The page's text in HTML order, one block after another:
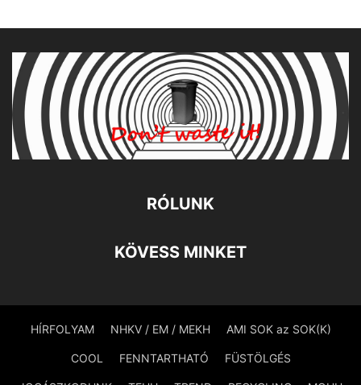
RÓLUNK
KÖVESS MINKET
HÍRFOLYAM NHKV / EM / MEKH AMI SOK az SOK(K)
COOL FENNTARTHATÓ FÜSTÖLGÉS